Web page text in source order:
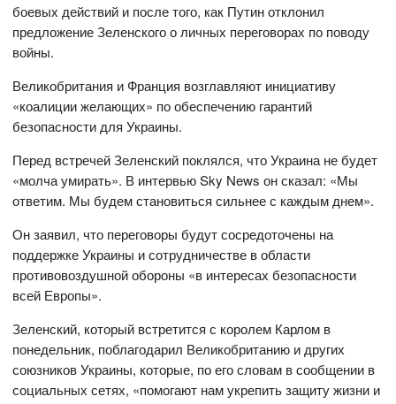
боевых действий и после того, как Путин отклонил
предложение Зеленского о личных переговорах по поводу
войны.
Великобритания и Франция возглавляют инициативу
«коалиции желающих» по обеспечению гарантий
безопасности для Украины.
Перед встречей Зеленский поклялся, что Украина не будет
«молча умирать». В интервью Sky News он сказал: «Мы
ответим. Мы будем становиться сильнее с каждым днем».
Он заявил, что переговоры будут сосредоточены на
поддержке Украины и сотрудничестве в области
противовоздушной обороны «в интересах безопасности
всей Европы».
Зеленский, который встретится с королем Карлом в
понедельник, поблагодарил Великобританию и других
союзников Украины, которые, по его словам в сообщении в
социальных сетях, «помогают нам укрепить защиту жизни и